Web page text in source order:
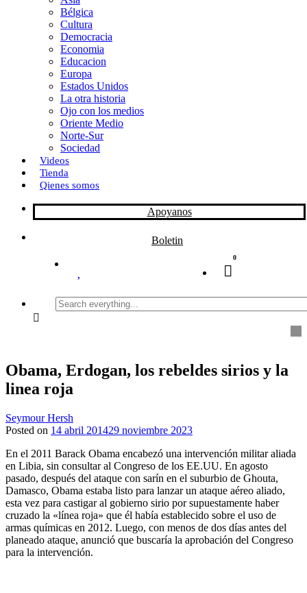
i
r
Bélgica
Cultura
Democracia
Economia
Educacion
Europa
Estados Unidos
La otra historia
Ojo con los medios
Oriente Medio
Norte-Sur
Sociedad
Videos
Tienda
Qienes somos
Apoyanos
Boletin
0
Search
everything...
Obama, Erdogan, los rebeldes sirios y la
linea roja
Seymour Hersh
Posted on 14 abril 201429 noviembre 2023
En el 2011 Barack Obama encabezó una intervención militar aliada
en Libia, sin consultar al Congreso de los EE.UU. En agosto
pasado, después del ataque con sarín en el suburbio de Ghouta,
Damasco, Obama estaba listo para lanzar un ataque aéreo aliado,
esta vez para castigar al gobierno sirio por supuestamente haber
cruzado la «línea roja» que él había establecido sobre el uso de
armas químicas en 2012. Luego, con menos de dos días antes del
planeado ataque, anunció que buscaría la aprobación del Congreso
para la intervención.